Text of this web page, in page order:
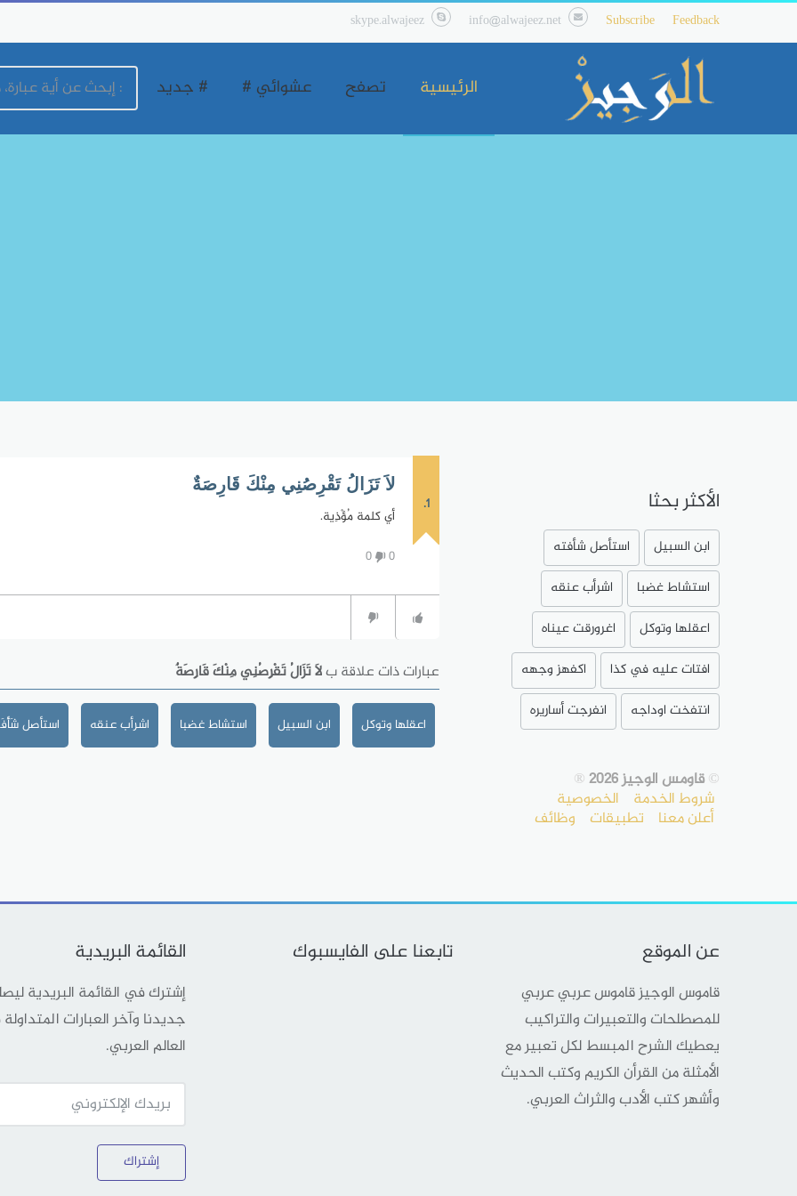
Feedback
Subscribe
info@alwajeez.net
skype.alwajeez
الرئيسية تصفح عشوائي # # جديد
1.
لاَ تَزَالُ تَقْرِصُنِي مِنْكَ قَارِصَةٌ
أي كلمة مُؤْذِية.
0
0
عبارات ذات علاقة بلاَ تَزَالُ تَقْرِصُنِي مِنْكَ قَارِصَةٌ
اعقلها وتوكل ابن السبيل استشاط غضبا اشرأب عنقه استأصل
الأكثر بحثا
ابن السبيل
استأصل شأفته
استشاط غضبا
اشرأب عنقه
اعقلها وتوكل
اغرورقت عيناه
افتات عليه في كذا
اكفهز وجهه
انتفخت اوداجه
انفرجت أساريره
©قاومس الوجيز 2026 ®
شروط الخدمة الخصوصية
أعلن معنا تطبيقات وظائف
عن الموقع
قاموس الوجيز قاموس عربي عربي
للمصطلحات والتعبيرات والتراكيب
يعطيك الشرح المبسط لكل تعبير مع
الأمثلة من القرأن الكريم وكتب الحديث
وأشهر كتب الأدب والثراث العربي.
تابعنا على الفايسبوك القائمة البريدية
إشترك في القائمة البريدية
جديدنا وآخر العبارات
العالم العربي.
إشتراك